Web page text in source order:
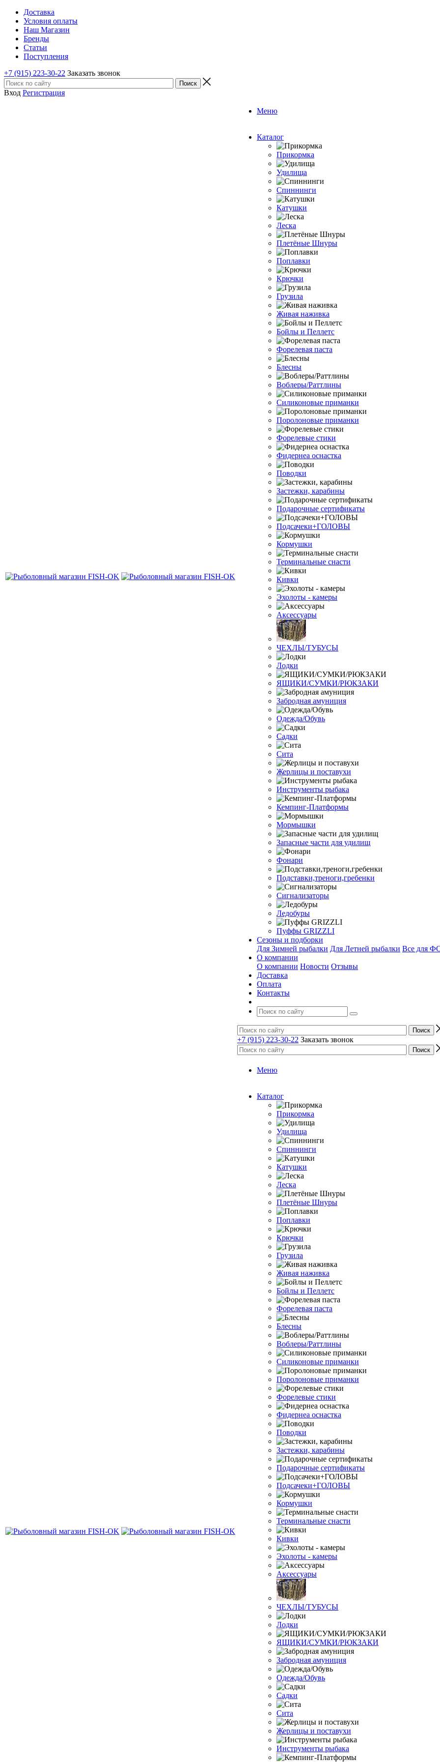
Доставка
Условия оплаты
Наш Магазин
Бренды
Статьи
Поступления
+7 (915) 223-30-22 Заказать звонок
Вход Регистрация
Меню
Каталог
Прикормка
Удилища
Спиннинги
Катушки
Леска
Плетёные Шнуры
Поплавки
Крючки
Грузила
Живая наживка
Бойлы и Пеллетс
Форелевая паста
Блесны
Воблеры/Раттлины
Силиконовые приманки
Поролоновые приманки
Форелевые стики
Фидернеа оснастка
Поводки
Застежки, карабины
Подарочные сертификаты
Подсачеки+ГОЛОВЫ
Кормушки
Терминальные снасти
Кивки
Эхолоты - камеры
Аксессуары
ЧЕХЛЫ/ТУБУСЫ
Лодки
ЯЩИКИ/СУМКИ/РЮКЗАКИ
Забродная амуниция
Одежда/Обувь
Садки
Сита
Жерлицы и поставухи
Инструменты рыбака
Кемпинг-Платформы
Мормышки
Запасные части для удилищ
Фонари
Подставки,треноги,гребенки
Сигнализаторы
Ледобуры
Пуффы GRIZZLI
Сезоны и подборки
Для Зимней рыбалки Для Летней рыбалки Все для
О компании
О компании Новости Отзывы
Доставка
Оплата
Контакты
+7 (915) 223-30-22 Заказать звонок
Меню
Каталог
Прикормка
Удилища
Спиннинги
Катушки
Леска
Плетёные Шнуры
Поплавки
Крючки
Грузила
Живая наживка
Бойлы и Пеллетс
Форелевая паста
Блесны
Воблеры/Раттлины
Силиконовые приманки
Поролоновые приманки
Форелевые стики
Фидернеа оснастка
Поводки
Застежки, карабины
Подарочные сертификаты
Подсачеки+ГОЛОВЫ
Кормушки
Терминальные снасти
Кивки
Эхолоты - камеры
Аксессуары
ЧЕХЛЫ/ТУБУСЫ
Лодки
ЯЩИКИ/СУМКИ/РЮКЗАКИ
Забродная амуниция
Одежда/Обувь
Садки
Сита
Жерлицы и поставухи
Инструменты рыбака